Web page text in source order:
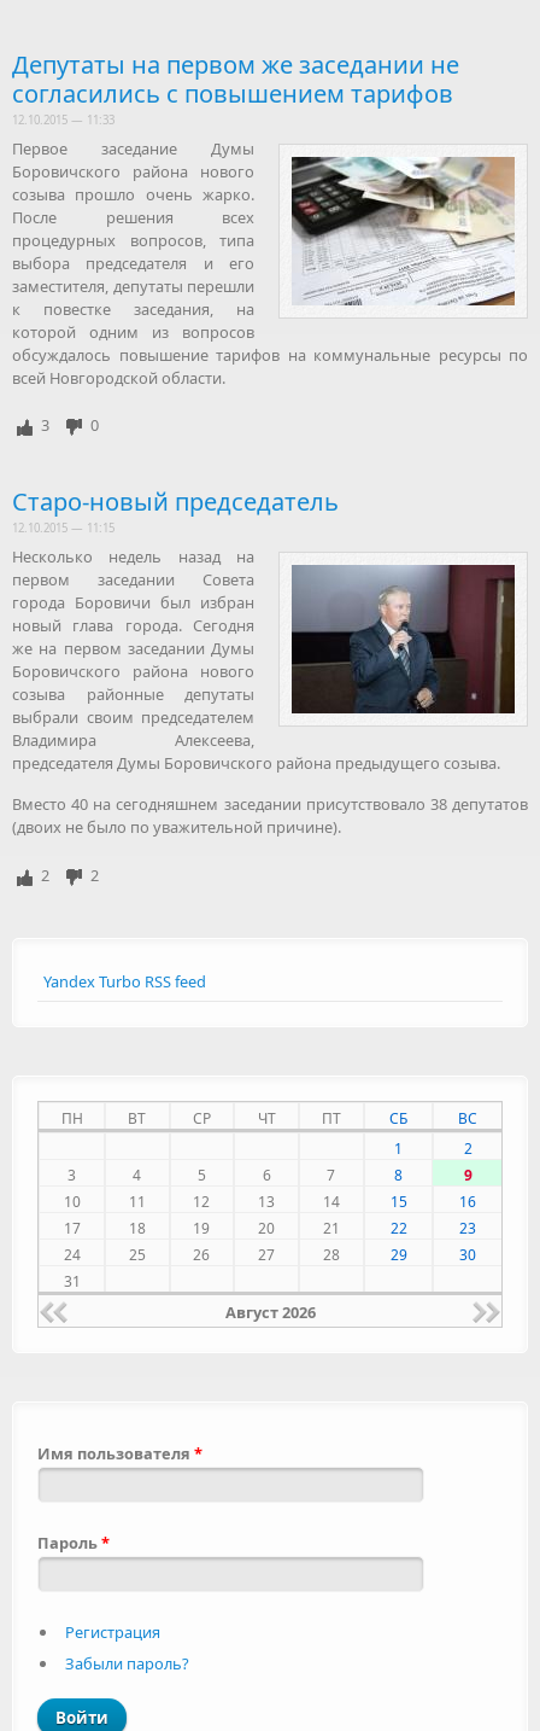
Депутаты на первом же заседании не
согласились с повышением тарифов
12.10.2015 — 11:33
Первое заседание Думы
Боровичского района нового
созыва прошло очень жарко.
После решения всех
процедурных вопросов, типа
выбора председателя и его
заместителя, депутаты перешли
к повестке заседания, на
которой одним из вопросов
обсуждалось повышение тарифов на коммунальные ресурсы по
всей Новгородской области.
3 0
Старо-новый председатель
12.10.2015 — 11:15
Несколько недель назад на
первом заседании Совета
города Боровичи был избран
новый глава города. Сегодня
же на первом заседании Думы
Боровичского района нового
созыва районные депутаты
выбрали своим председателем
Владимира Алексеева,
председателя Думы Боровичского района предыдущего созыва.
Вместо 40 на сегодняшнем заседании присутствовало 38 депутатов
(двоих не было по уважительной причине).
2 2
Yandex Turbo RSS feed
ПН ВТ СР ЧТ ПТ СБ
ВС
1
2
3
4 5 6 7 8
9
10
11 12 13 14 15
16
17
18 19 20 21 22
23
24
25 26 27 28 29
30
31
Август 2026
Имя пользователя *
Пароль*
Регистрация
Забыли пароль?